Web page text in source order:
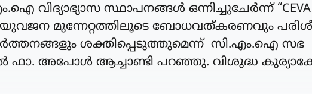
വിദ്യാഭ്യാസ സ്ഥാപനങ്ങൾ ഒന്നിച്ചുചേർന്ന് “CEVA
യുവജന മുന്നേറ്റത്തിലൂടെ ബോധവത്കരണവും
ശക്തിപ്പെടുത്തുമെന്ന് സി.എം.ഐ സഭ
ഫാ. അപോൾ ആച്ചാണ്ടി പറഞ്ഞു. വിശുദ്ധ